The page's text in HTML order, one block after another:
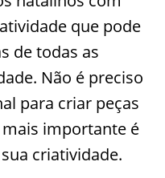
que pode
de todas as
Não é preciso
para criar peças
importante é
criatividade.